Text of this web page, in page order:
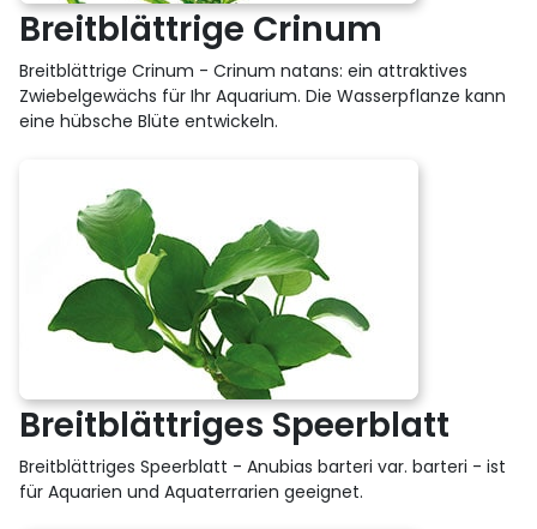
Breitblättrige Crinum
Breitblättrige Crinum - Crinum natans: ein attraktives
Zwiebelgewächs für Ihr Aquarium. Die Wasserpflanze kann
eine hübsche Blüte entwickeln.
Breitblättriges Speerblatt
Breitblättriges Speerblatt - Anubias barteri var. barteri - ist
für Aquarien und Aquaterrarien geeignet.